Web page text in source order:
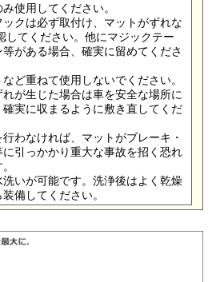
使用してください。
クは必ず取付け、マットがずれな
してください。他にマジックテー
がある場合、確実に留めてくださ
ど重ねて使用しないでください。
れが生じた場合は車を安全な場所に
実に収まるように敷き直してくだ
わなければ、マットがブレーキ・
に引っかかり重大な事故を招く恐れ
いが可能です。洗浄後はよく乾燥
備してください。